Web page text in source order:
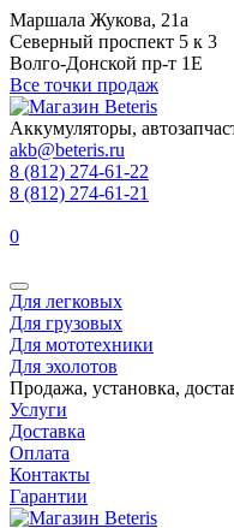
Маршала Жукова, 21а
Северный проспект 5 к 3
Волго-Донской пр-т 1Е
Все точки продаж
Аккумуляторы,
akb@beteris.ru
8 (812) 274-61-22
8 (812) 274-61-21
0
Для легковых
Для грузовых
Для мототехники
Для эхолотов
Продажа, установка,
Услуги
Доставка
Оплата
Контакты
Гарантии